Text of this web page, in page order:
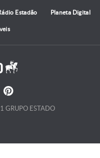
Estadão Planeta Digital
GRUPO ESTADO